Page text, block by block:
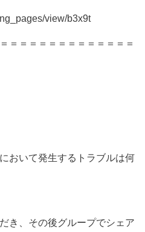
view/b3x9t
＝＝＝＝＝＝＝＝＝＝＝＝＝
おいて発生するトラブルは何
き、その後グループでシェア